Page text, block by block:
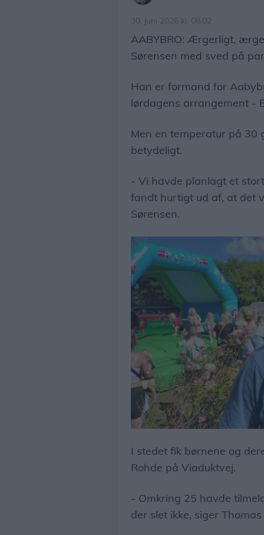
30. juni 2026 kl. 08.02
AABYBRO: Ærgerligt,
Sørensen med sved på
Han er formand for
lørdagens arrangement -
Men en temperatur på 30
betydeligt.
- Vi havde planlagt et
fandt hurtigt ud af, at det
Sørensen.
I stedet fik børnene og
Rohde på Viaduktvej.
- Omkring 25 havde
der slet ikke, siger